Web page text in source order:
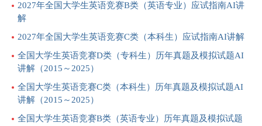
2027年全国大学生英语竞赛B类（英语专业）应试指南AI讲
解
2027年全国大学生英语竞赛C类（本科生）应试指南AI讲解
全国大学生英语竞赛D类（专科生）历年真题及模拟试题AI
讲解（2015～2025）
全国大学生英语竞赛C类（本科生）历年真题及模拟试题AI
讲解（2015～2025）
全国大学生英语竞赛B类（英语专业）历年真题及模拟试题